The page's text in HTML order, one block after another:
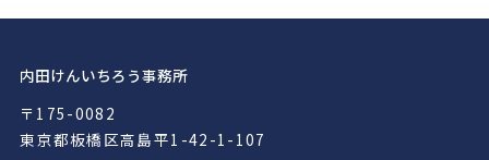
内田けんいちろう事務所
〒175-0082
東京都板橋区高島平1-42-1-107